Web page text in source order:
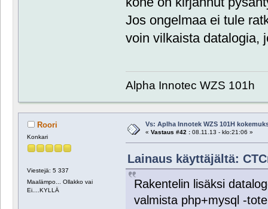
Jos ongelmaa ei tule
voin vilkaista datalogia,
Alpha Innotec WZS 101h
Roori
Konkari
Viestejä: 5 337
Maalämpo... Ollakko vai
Ei....KYLLÄ
Vs: Aplha Innotek WZS 101H
« Vastaus #42 :08.11.13 - klo:21:06 »
Lainaus käyttäjältä:
Rakentelin lisäksi
valmista php+mysql -